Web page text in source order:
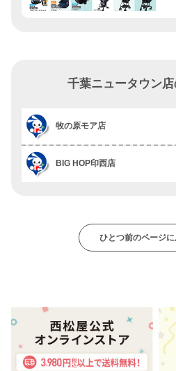
千葉ニュータウン
牧の原モア店
BIG HOP印西店
ひとつ前のページに